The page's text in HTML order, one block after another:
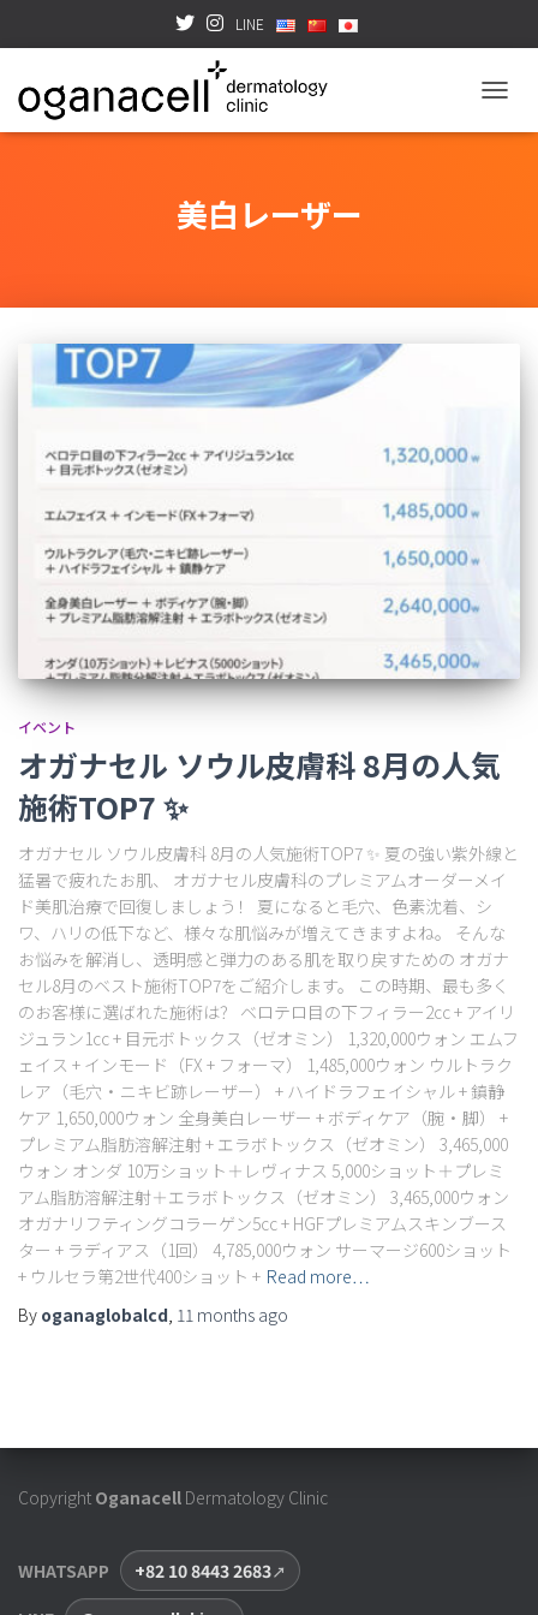
LINE
美白レーザー
イベント
オガナセル ソウル皮膚科 8月の人気
施術TOP7 ✨
オガナセル ソウル皮膚科 8月の人気施術TOP7 ✨ 夏の強い紫外線と
猛暑で疲れたお肌、 オガナセル皮膚科のプレミアムオーダーメイ
ド美肌治療で回復しましょう！ 夏になると毛穴、色素沈着、シ
ワ、ハリの低下など、様々な肌悩みが増えてきますよね。 そんな
お悩みを解消し、透明感と弾力のある肌を取り戻すための オガナ
セル8月のベスト施術TOP7をご紹介します。 この時期、最も多く
のお客様に選ばれた施術は？ ベロテロ目の下フィラー2cc + アイリ
ジュラン1cc + 目元ボトックス（ゼオミン） 1,320,000ウォン エムフ
ェイス + インモード（FX + フォーマ） 1,485,000ウォン ウルトラク
レア（毛穴・ニキビ跡レーザー） + ハイドラフェイシャル + 鎮静
ケア 1,650,000ウォン 全身美白レーザー + ボディケア（腕・脚） +
プレミアム脂肪溶解注射 + エラボトックス（ゼオミン） 3,465,000
ウォン オンダ 10万ショット＋レヴィナス 5,000ショット＋プレミ
アム脂肪溶解注射＋エラボトックス（ゼオミン） 3,465,000ウォン
オガナリフティングコラーゲン5cc + HGFプレミアムスキンブース
ター + ラディアス（1回） 4,785,000ウォン サーマージ600ショット
+ ウルセラ第2世代400ショット + Read more…
By oganaglobalcd 11 months ago
Copyright Oganacell Dermatology Clinic
WHATSAPP
+82 10 8443 2683